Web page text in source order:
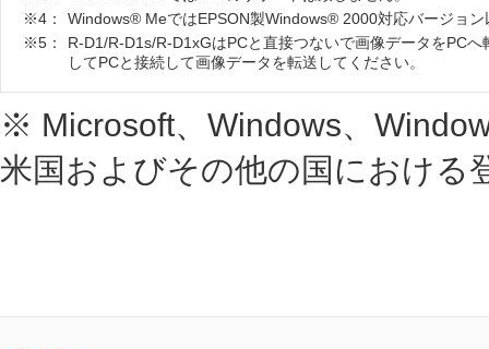
※4：
Windows® MeではEPSON製Windows® 2000対応バージョ
※5：
R-D1/R-D1s/R-D1xGはPCと直接つないで画像データをPC
してPCと接続して画像データを転送してください。
※ Microsoft、Windows、
米国およびその他の国における